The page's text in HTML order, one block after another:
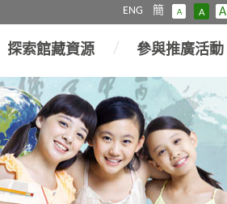
ENG 簡 A A A
探索館藏資源 參與推廣活動